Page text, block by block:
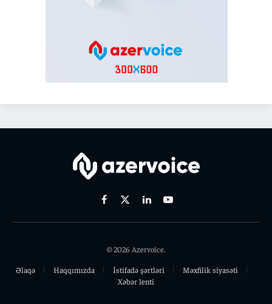
Facebook
X
LinkedinYoutube
© 2026 Azervoice.
Əlaqə
Haqqımızda İstifadə şərtləri
Məxfilik siyasəti
Xəbər lenti